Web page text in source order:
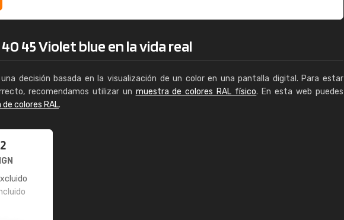
45 Violet blue en la vida real
decisión basada en la visualización de un color en una pantalla digital. Para estar
recomendamos utilizar un muestra de colores RAL físico. En esta web puedes
colores RAL.